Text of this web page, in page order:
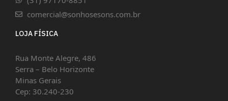
comercial@sonhosesons.com.br
LOJA FÍSICA
Rua Monte Alegre, 486
Serra – Belo Horizonte
Minas Gerais
Cep: 30.240-230